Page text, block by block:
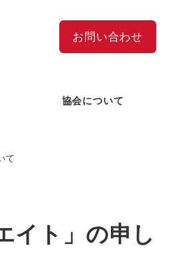
お問い合わせ
協会について
て
イト」の申し